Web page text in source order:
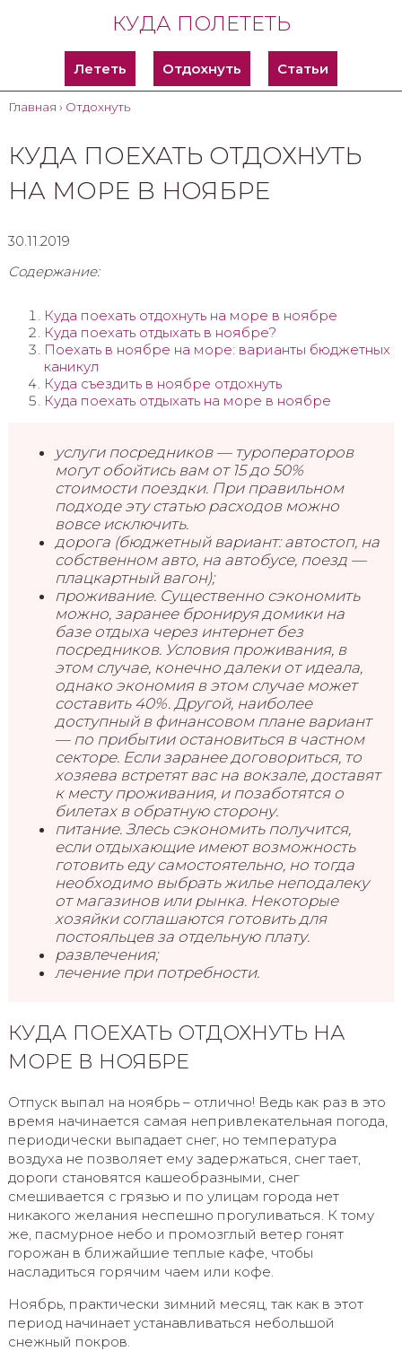
КУДА ПОЛЕТЕТЬ
Лететь Отдохнуть Статьи
Главная › Отдохнуть
КУДА ПОЕХАТЬ ОТДОХНУТЬ
НА МОРЕ В НОЯБРЕ
30.11.2019
Содержание:
Куда поехать отдохнуть на море в ноябре
Куда поехать отдыхать в ноябре?
Поехать в ноябре на море: варианты бюджетных
каникул
Куда съездить в ноябре отдохнуть
Куда поехать отдыхать на море в ноябре
услуги посредников — туроператоров
могут обойтись вам от 15 до 50%
стоимости поездки. При правильном
подходе эту статью расходов можно
вовсе исключить.
дорога (бюджетный вариант: автостоп, на
собственном авто, на автобусе, поезд —
плацкартный вагон);
проживание. Существенно сэкономить
можно, заранее бронируя домики на
базе отдыха через интернет без
посредников. Условия проживания, в
этом случае, конечно далеки от идеала,
однако экономия в этом случае может
составить 40%. Другой, наиболее
доступный в финансовом плане вариант
— по прибытии остановиться в частном
секторе. Если заранее договориться, то
хозяева встретят вас на вокзале, доставят
к месту проживания, и позаботятся о
билетах в обратную сторону.
питание. Злесь сэкономить получится,
если отдыхающие имеют возможность
готовить еду самостоятельно, но тогда
необходимо выбрать жилье неподалеку
от магазинов или рынка. Некоторые
хозяйки соглашаются готовить для
постояльцев за отдельную плату.
развлечения;
лечение при потребности.
КУДА ПОЕХАТЬ ОТДОХНУТЬ НА
МОРЕ В НОЯБРЕ
Отпуск выпал на ноябрь – отлично! Ведь как раз в это
время начинается самая непривлекательная погода,
периодически выпадает снег, но температура
воздуха не позволяет ему задержаться, снег тает,
дороги становятся кашеобразными, снег
смешивается с грязью и по улицам города нет
никакого желания неспешно прогуливаться. К тому
же, пасмурное небо и промозглый ветер гонят
горожан в ближайшие теплые кафе, чтобы
насладиться горячим чаем или кофе.
Ноябрь, практически зимний месяц, так как в этот
период начинает устанавливаться небольшой
снежный покров.